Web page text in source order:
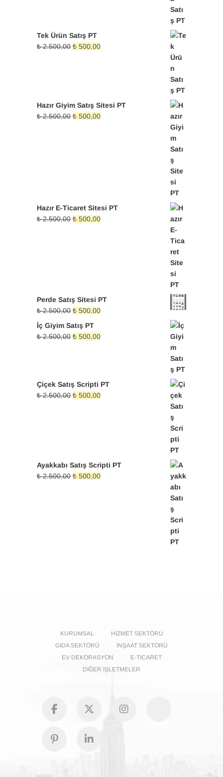
Tek Ürün Satış PT
₺2.500,00 Orijinal
₺ 500,00Şu
Hazır Giyim Satış Sitesi PT
₺2.500,00 Orijinal
₺ 500,00Şu
Hazır E-Ticaret Sitesi PT
₺2.500,00 Orijinal
₺ 500,00Şu
Perde Satış Sitesi PT
₺2.500,00 Orijinal
₺ 2.500,00.
₺ 500,00Şu
fiyat:
₺ 500,00.
İç Giyim Satış PT
₺2.500,00 Orijinal
₺ 500,00Şu
Çiçek Satış Scripti PT
₺2.500,00 Orijinal
₺ 500,00Şu
Ayakkabı Satış Scripti PT
₺2.500,00 Orijinal
₺ 500,00Şu
KURUMSAL
HIZMET SEKTÖRÜ
GIDA SEKTÖRÜ
İNŞAAT SEKTÖRÜ
EV DEKORASYON
E-TICARET
DIĞER İŞLETMELER
facebookTwitterInstagram
PinterestLinkedin